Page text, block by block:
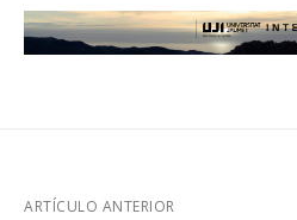
ARTÍCULO ANTERIOR